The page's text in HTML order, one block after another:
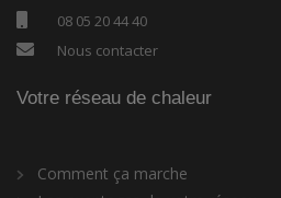
08 05 20 44 40
Nous contacter
Votre réseau de chaleur
Comment ça marche